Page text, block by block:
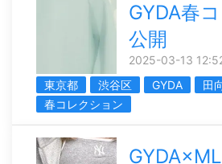
GYDA春
公開
2025-03-13
東京都
渋谷区 GYDA
田
春コレクション